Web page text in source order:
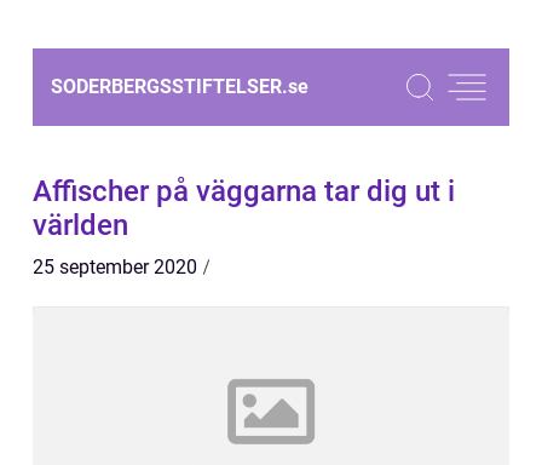
SODERBERGSSTIFTELSER.se
Affischer på väggarna tar dig ut i
världen
25 september 2020